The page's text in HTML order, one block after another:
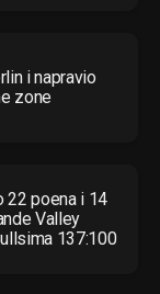
i napravio
zone
22 poena i 14
Valley
137:100